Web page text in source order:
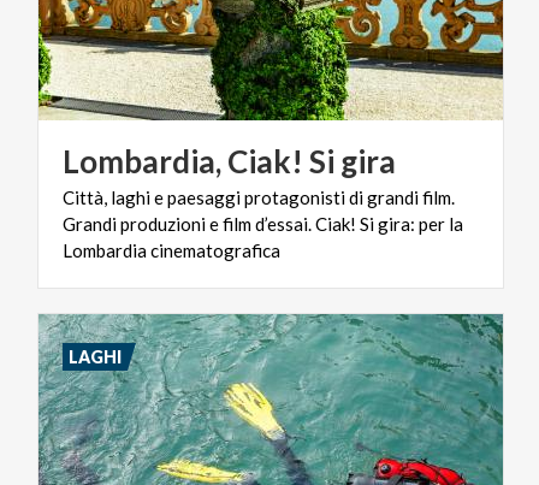
Lombardia,Ciak! Si gira
Città, laghi e paesaggi protagonisti di grandi film.
Grandi produzioni e film d’essai. Ciak! Si gira: per la
Lombardia cinematografica
LAGHI